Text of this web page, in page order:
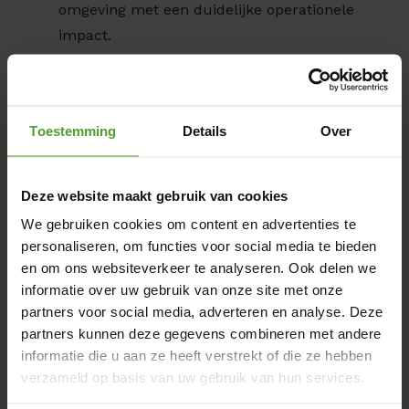
Toestemming Details Over
Deze website maakt gebruik van cookies
We gebruiken cookies om content en advertenties te
personaliseren, om functies voor social media te bieden
en om ons websiteverkeer te analyseren. Ook delen we
informatie over uw gebruik van onze site met onze
partners voor social media, adverteren en analyse. Deze
partners kunnen deze gegevens combineren met andere
informatie die u aan ze heeft verstrekt of die ze hebben
verzameld op basis van uw gebruik van hun services.
omgeving met een duidelijke operationele
impact.
Voordelen van werken bij Luminus
De energiesector is een van de meest
zeer competitief loon‑ en voordelenpakket:
Competitieve verloning: een aantrekkelijk
salaris in klasse 3
, aangevuld met
maaltijdcheques.
Verzekeringen en sociale voordelen:
groepsverzekering en
hospitalisatieverzekering voor het hele gezin,
met extra terugbetaling van medische en